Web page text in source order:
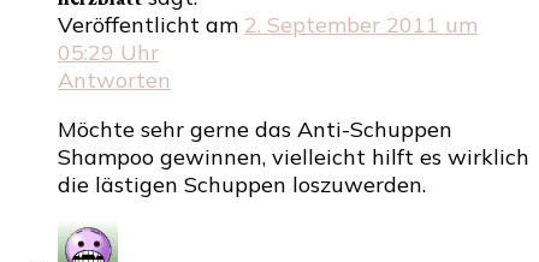
Veröffentlicht am 2. September 2011 um
05:29 Uhr
Antworten
Möchte sehr gerne das Anti-Schuppen
Shampoo gewinnen, vielleicht hilft es wirklich
die lästigen Schuppen loszuwerden.